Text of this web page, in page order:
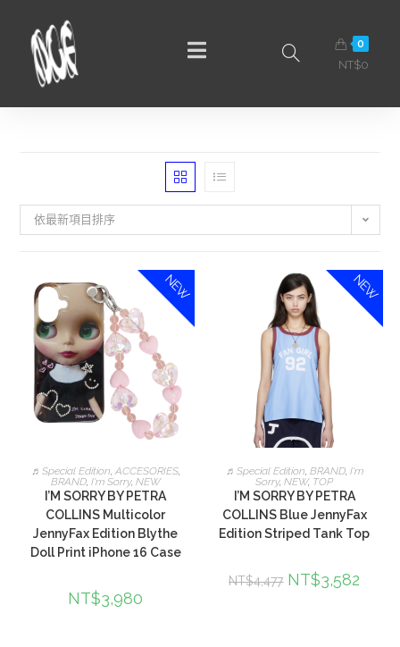
0
NT$0
依最新項目排序
NEW
加入購物車
♬Special Edition, ACCESORIES,
BRAND, I'm Sorry, NEW
I’M SORRY BY PETRA
COLLINS Multicolor
JennyFax Edition Blythe
Doll Print iPhone 16 Case
NT$3,980
NEW
加入購物車
♬Special Edition, BRAND, I'm
Sorry,NEW, TOP
I’M SORRY BY PETRA
COLLINS Blue JennyFax
Edition Striped Tank Top
NT$4,477 NT$3,582